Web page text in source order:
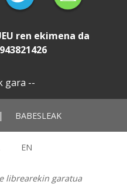
ren ekimena da
gara --
| BABESLEAK
EN
librearekin garatua